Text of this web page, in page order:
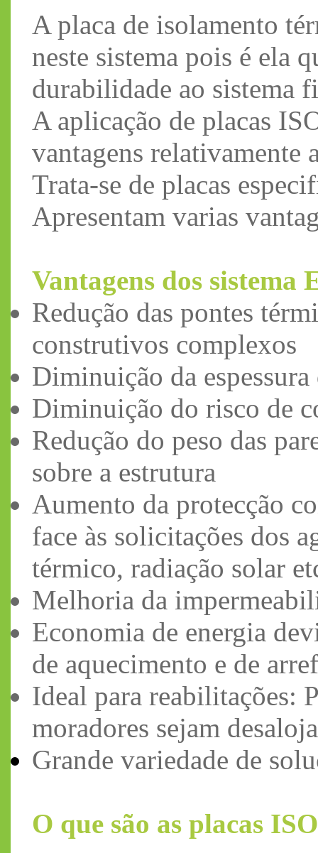
A placa de isolamento
neste sistema pois é ela
durabilidade ao sistema
A aplicação de placas
vantagens relativamente
Trata-se de placas
Apresentam varias
Vantagens dos sistema
Redução das pontes
construtivos complexos
Diminuição da
Diminuição do risco de
Redução do peso das
sobre a estrutura
Aumento da protecção
face às solicitações dos
térmico, radiação solar
Melhoria da
Economia de energia
de aquecimento e de
Ideal para reabilitações:
moradores sejam
Grande variedade de
O que são as placas